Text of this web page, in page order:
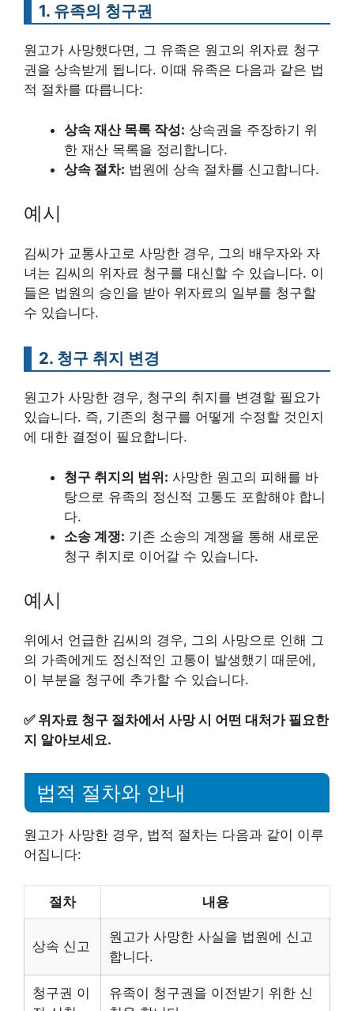
1. 유족의 청구권
원고가 사망했다면, 그 유족은 원고의 위자료 청구
권을 상속받게 됩니다. 이때 유족은 다음과 같은 법
적 절차를 따릅니다:
상속 재산 목록 작성: 상속권을 주장하기 위
한 재산 목록을 정리합니다.
상속 절차: 법원에 상속 절차를 신고합니다.
예시
김씨가 교통사고로 사망한 경우, 그의 배우자와 자
녀는 김씨의 위자료 청구를 대신할 수 있습니다. 이
들은 법원의 승인을 받아 위자료의 일부를 청구할
수 있습니다.
2. 청구 취지 변경
원고가 사망한 경우, 청구의 취지를 변경할 필요가
있습니다. 즉, 기존의 청구를 어떻게 수정할 것인지
에 대한 결정이 필요합니다.
청구 취지의 범위: 사망한 원고의 피해를 바
탕으로 유족의 정신적 고통도 포함해야 합니
다.
소송 계쟁: 기존 소송의 계쟁을 통해 새로운
청구 취지로 이어갈 수 있습니다.
예시
위에서 언급한 김씨의 경우, 그의 사망으로 인해 그
의 가족에게도 정신적인 고통이 발생했기 때문에,
이 부분을 청구에 추가할 수 있습니다.
✅ 위자료 청구 절차에서 사망 시 어떤 대처가 필요한
지 알아보세요.
법적 절차와 안내
원고가 사망한 경우, 법적 절차는 다음과 같이 이루
어집니다:
절차 내용
상속 신고
원고가 사망한 사실을 법원에 신고
합니다.
청구권 이
유족이 청구권을 이전받기 위한 신